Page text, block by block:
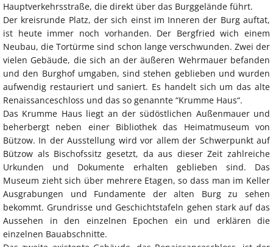
Hauptverkehrsstraße, die direkt über das Burggelände führt.
Der kreisrunde Platz, der sich einst im Inneren der Burg auftat,
ist heute immer noch vorhanden. Der Bergfried wich einem
Neubau, die Tortürme sind schon lange verschwunden. Zwei der
vielen Gebäude, die sich an der äußeren Wehrmauer befanden
und den Burghof umgaben, sind stehen geblieben und wurden
aufwendig restauriert und saniert. Es handelt sich um das alte
Renaissanceschloss und das so genannte “Krumme Haus“.
Das Krumme Haus liegt an der südöstlichen Außenmauer und
beherbergt neben einer Bibliothek das Heimatmuseum von
Bützow. In der Ausstellung wird vor allem der Schwerpunkt auf
Bützow als Bischofssitz gesetzt, da aus dieser Zeit zahlreiche
Urkunden und Dokumente erhalten geblieben sind. Das
Museum zieht sich über mehrere Etagen, so dass man im Keller
Ausgrabungen und Fundamente der alten Burg zu sehen
bekommt. Grundrisse und Geschichtstafeln gehen stark auf das
Aussehen in den einzelnen Epochen ein und erklären die
einzelnen Bauabschnitte.